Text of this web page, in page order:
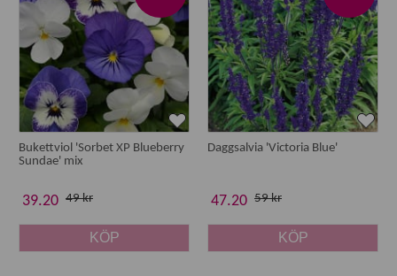
Bukettviol 'Sorbet XP Blueberry
Sundae' mix
39.20 49 kr
KÖP
Daggsalvia 'Victoria Blue'
47.20 59 kr
KÖP